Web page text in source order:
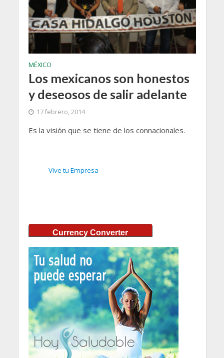
MÉXICO
Los mexicanos son honestos
y deseosos de salir adelante
17 febrero, 2014
Es la visión que se tiene de los connacionales.
Vive tu Empresa
Currency Converter